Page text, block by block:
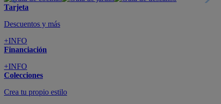
Tarjeta
Descuentos y más
+INFO
Financiación
+INFO
Colecciones
Crea tu propio estilo